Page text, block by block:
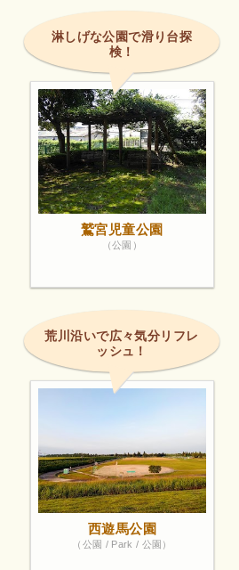
淋しげな公園で滑り台探
検！
鷲宮児童公園
（公園）
荒川沿いで広々気分リフレ
ッシュ！
西遊馬公園
（公園 / Park / 公園）